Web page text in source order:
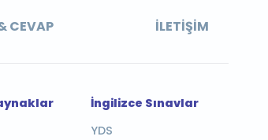
CEVAP İLETIŞIM
İngilizce Sınavlar
YDS